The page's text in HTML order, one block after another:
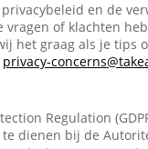
en de
vragen of klachten
het graag als je tips
privacy-
Regulation
dienen bij de